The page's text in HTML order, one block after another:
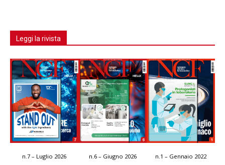
Leggi la rivista
n.7 – Luglio 2026 n.6 – Giugno 2026 n.1 – Gennaio 2022